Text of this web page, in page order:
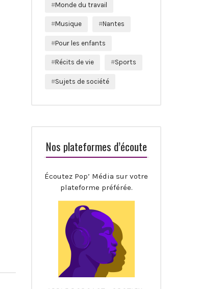
Monde du travail
Musique Nantes
Pour les enfants
Récits de vie Sports
Sujets de société
Nos plateformes d’écoute
Écoutez Pop’ Média sur votre
plateforme préférée.